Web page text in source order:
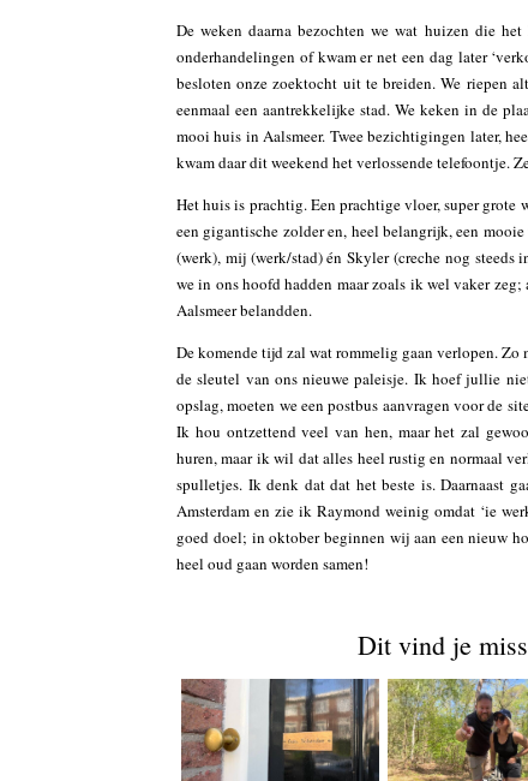
De weken daarna bezochten we wat huizen die
onderhandelingen of kwam er net een dag later
besloten onze zoektocht uit te breiden. We riepen
eenmaal een aantrekkelijke stad. We keken in de
mooi huis in Aalsmeer. Twee bezichtigingen later,
kwam daar dit weekend het verlossende telefoontje.
Het huis is prachtig. Een prachtige vloer, super grote
een gigantische zolder en, heel belangrijk, een
(werk), mij (werk/stad) én Skyler (creche nog
we in ons hoofd hadden maar zoals ik wel vaker
Aalsmeer belandden.
De komende tijd zal wat rommelig gaan verlopen.
de sleutel van ons nieuwe paleisje. Ik hoef jullie
opslag, moeten we een postbus aanvragen voor de
Ik hou ontzettend veel van hen, maar het zal
huren, maar ik wil dat alles heel rustig en normaal
spulletjes. Ik denk dat dat het beste is. Daarnaast
Amsterdam en zie ik Raymond weinig omdat ‘ie
goed doel; in oktober beginnen wij aan een nieuw
heel oud gaan worden samen!
Dit vind je